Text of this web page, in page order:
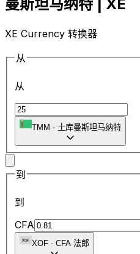
曼斯坦马纳特 | XE
XE Currency 转换器
从
从
TMM - 土库曼斯坦马纳特
到
到
CFA
XOF - CFA 法郎